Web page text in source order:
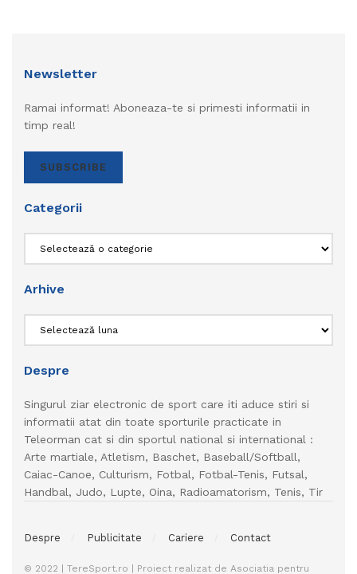
Newsletter
Ramai informat! Aboneaza-te si primesti informatii in
timp real!
SUBSCRIBE
Categorii
Arhive
Despre
Singurul ziar electronic de sport care iti aduce stiri si
informatii atat din toate sporturile practicate in
Teleorman cat si din sportul national si international :
Arte martiale, Atletism, Baschet, Baseball/Softball,
Caiac-Canoe, Culturism, Fotbal, Fotbal-Tenis, Futsal,
Handbal, Judo, Lupte, Oina, Radioamatorism, Tenis, Tir
Despre Publicitate Cariere Contact
© 2022 | TereSport.ro | Proiect realizat de Asociatia pentru